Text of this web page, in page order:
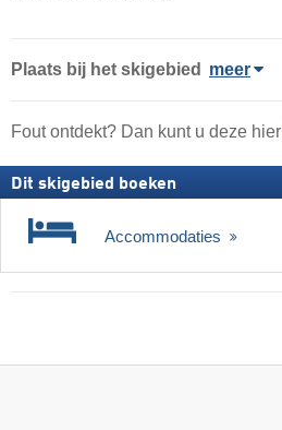
Plaats bij het skigebied meer
Fout ontdekt? Dan kunt u deze hier
Dit skigebied boeken
Accommodaties